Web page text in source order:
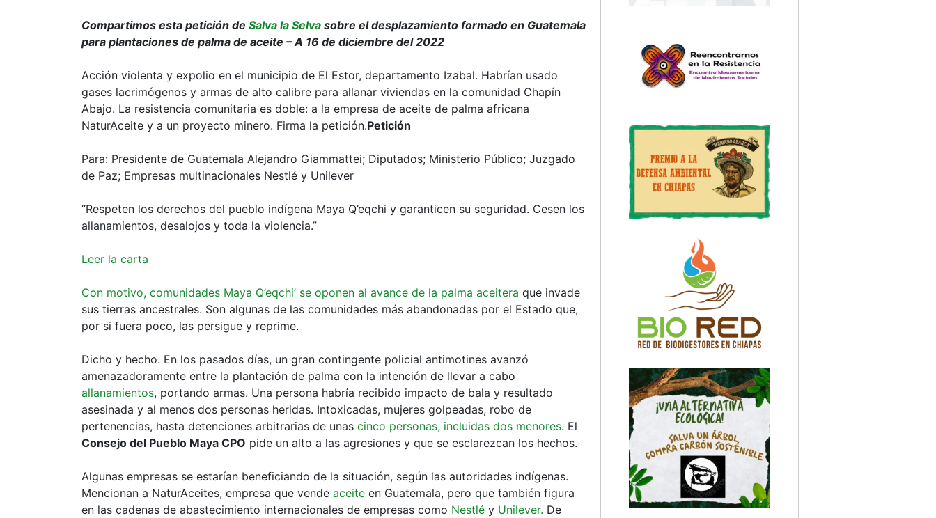
Compartimos esta petición de Salva la Selva sobre el desplazamiento formado en Guatemala
para plantaciones de palma de aceite – A 16 de diciembre del 2022
Acción violenta y expolio en el municipio de El Estor, departamento Izabal. Habrían usado
gases lacrimógenos y armas de alto calibre para allanar viviendas en la comunidad Chapín
Abajo. La resistencia comunitaria es doble: a la empresa de aceite de palma africana
NaturAceite y a un proyecto minero. Firma la petición.Petición
Para: Presidente de Guatemala Alejandro Giammattei; Diputados; Ministerio Público; Juzgado
de Paz; Empresas multinacionales Nestlé y Unilever
“Respeten los derechos del pueblo indígena Maya Q’eqchi y garanticen su seguridad. Cesen los
allanamientos, desalojos y toda la violencia.”
Leer la carta
Con motivo, comunidades Maya Q’eqchi’ se oponen al avance de la palma aceitera que invade
sus tierras ancestrales. Son algunas de las comunidades más abandonadas por el Estado que,
por si fuera poco, las persigue y reprime.
Dicho y hecho. En los pasados días, un gran contingente policial antimotines avanzó
amenazadoramente entre la plantación de palma con la intención de llevar a cabo
allanamientos, portando armas. Una persona habría recibido impacto de bala y resultado
asesinada y al menos dos personas heridas. Intoxicadas, mujeres golpeadas, robo de
pertenencias, hasta detenciones arbitrarias de unas cinco personas, incluidas dos menores. El
Consejo del Pueblo Maya CPO pide un alto a las agresiones y que se esclarezcan los hechos.
Algunas empresas se estarían beneficiando de la situación, según las autoridades indígenas.
Mencionan a NaturAceites, empresa que vende aceite en Guatemala, pero que también figura
en las cadenas de abastecimiento internacionales de empresas como Nestlé y Unilever. De